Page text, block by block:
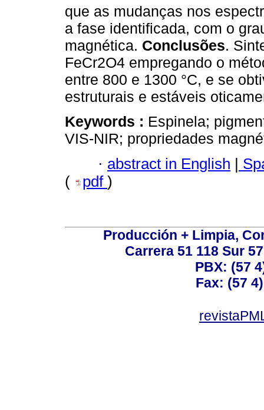
que as mudanças nos
a fase identificada, com o
magnética. Conclusões.
FeCr2O4 empregando o
entre 800 e 1300 °C, e se
estruturais e estáveis
Keywords : Espinela;
VIS-NIR; propriedades
· abstract in English |
(
pdf )
Producción + Limpia,
Carrera 51 118 Sur
PBX: (57
Fax: (57